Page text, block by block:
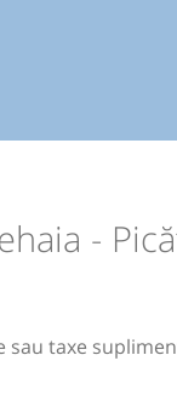
-
sau taxe